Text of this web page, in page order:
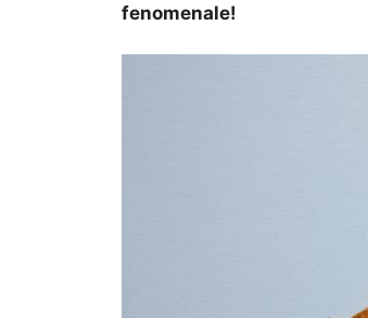
fenomenale!